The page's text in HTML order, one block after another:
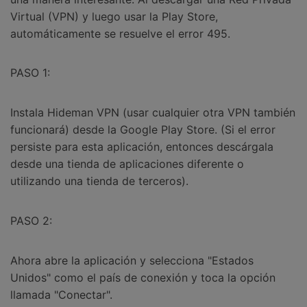
Virtual (VPN) y luego usar la Play Store,
automáticamente se resuelve el error 495.
PASO 1:
Instala Hideman VPN (usar cualquier otra VPN también
funcionará) desde la Google Play Store. (Si el error
persiste para esta aplicación, entonces descárgala
desde una tienda de aplicaciones diferente o
utilizando una tienda de terceros).
PASO 2:
Ahora abre la aplicación y selecciona "Estados
Unidos" como el país de conexión y toca la opción
llamada "Conectar".